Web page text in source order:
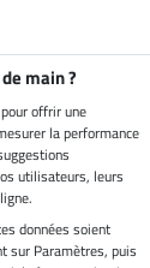
main ?
offrir une
la performance
utilisateurs, leurs
données soient
sur Paramètres, puis